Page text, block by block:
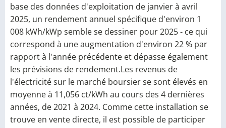
base des données d'exploitation de janvier à avril
2025, un rendement annuel spécifique d'environ 1
008 kWh/kWp semble se dessiner pour 2025 - ce qui
correspond à une augmentation d'environ 22 % par
rapport à l'année précédente et dépasse également
les prévisions de rendement.Les revenus de
l'électricité sur le marché boursier se sont élevés en
moyenne à 11,056 ct/kWh au cours des 4 dernières
années, de 2021 à 2024. Comme cette installation se
trouve en vente directe, il est possible de participer